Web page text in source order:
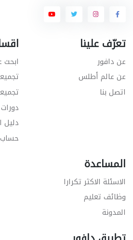
تعرّف علينا
عن دافور
عن عالم أطلس
اتصل بنا
دليل
المساعدة
الاسئلة الاكثر تكرارا
وظائف تعليم
المدونة